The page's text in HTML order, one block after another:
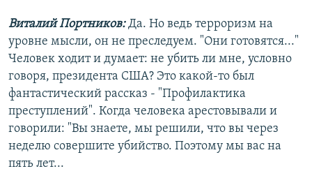
Виталий Портников:Да. Но ведь терроризм на
уровне мысли, он не преследуем. "Они готовятся..."
Человек ходит и думает: не убить ли мне, условно
говоря, президента США? Это какой-то был
фантастический рассказ - "Профилактика
преступлений". Когда человека арестовывали и
говорили: "Вы знаете, мы решили, что вы через
неделю совершите убийство. Поэтому мы вас на
пять лет...